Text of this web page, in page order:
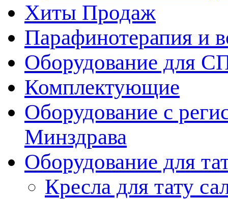
Хиты Продаж
Парафинотерапия и
Оборудование для
Комплектующие
Оборудование с
Минздрава
Оборудование для
Кресла для тату